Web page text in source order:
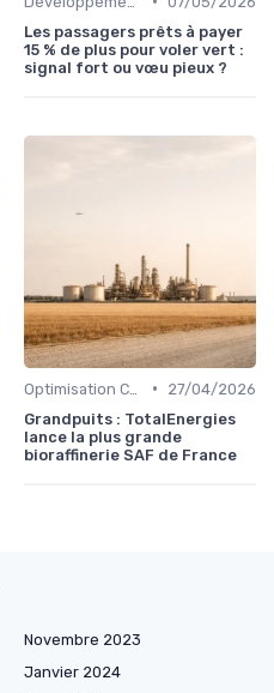
Les passagers prêts à payer
15 % de plus pour voler vert :
signal fort ou vœu pieux ?
•
27/04/2026
Grandpuits : TotalEnergies
lance la plus grande
bioraffinerie SAF de France
Novembre 2023
Janvier 2024